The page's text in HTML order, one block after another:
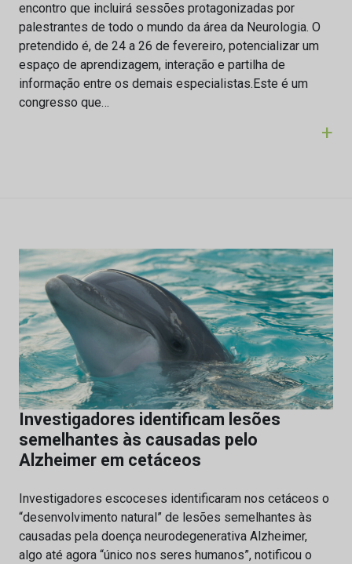
encontro que incluirá sessões protagonizadas por
palestrantes de todo o mundo da área da Neurologia. O
pretendido é, de 24 a 26 de fevereiro, potencializar um
espaço de aprendizagem, interação e partilha de
informação entre os demais especialistas.Este é um
congresso que…
+
Investigadores identificam lesões
semelhantes às causadas pelo
Alzheimer em cetáceos
Investigadores escoceses identificaram nos cetáceos o
“desenvolvimento natural” de lesões semelhantes às
causadas pela doença neurodegenerativa Alzheimer,
algo até agora “único nos seres humanos”, notificou o